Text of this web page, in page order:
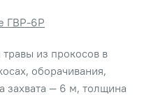
ГВР-6Р
из прокосов в
оборачивания,
захвата — 6 м, толщина